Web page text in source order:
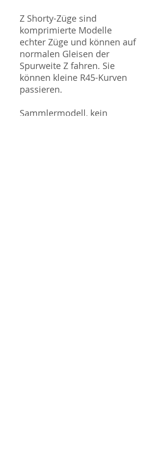
Z Shorty-Züge sind
komprimierte Modelle
echter Züge und können auf
normalen Gleisen der
Spurweite Z fahren. Sie
können kleine R45-Kurven
passieren.
Sammlermodell, kein